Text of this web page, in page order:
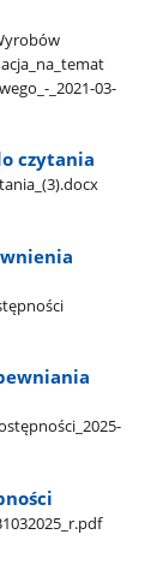
​_2021-03-
czytania